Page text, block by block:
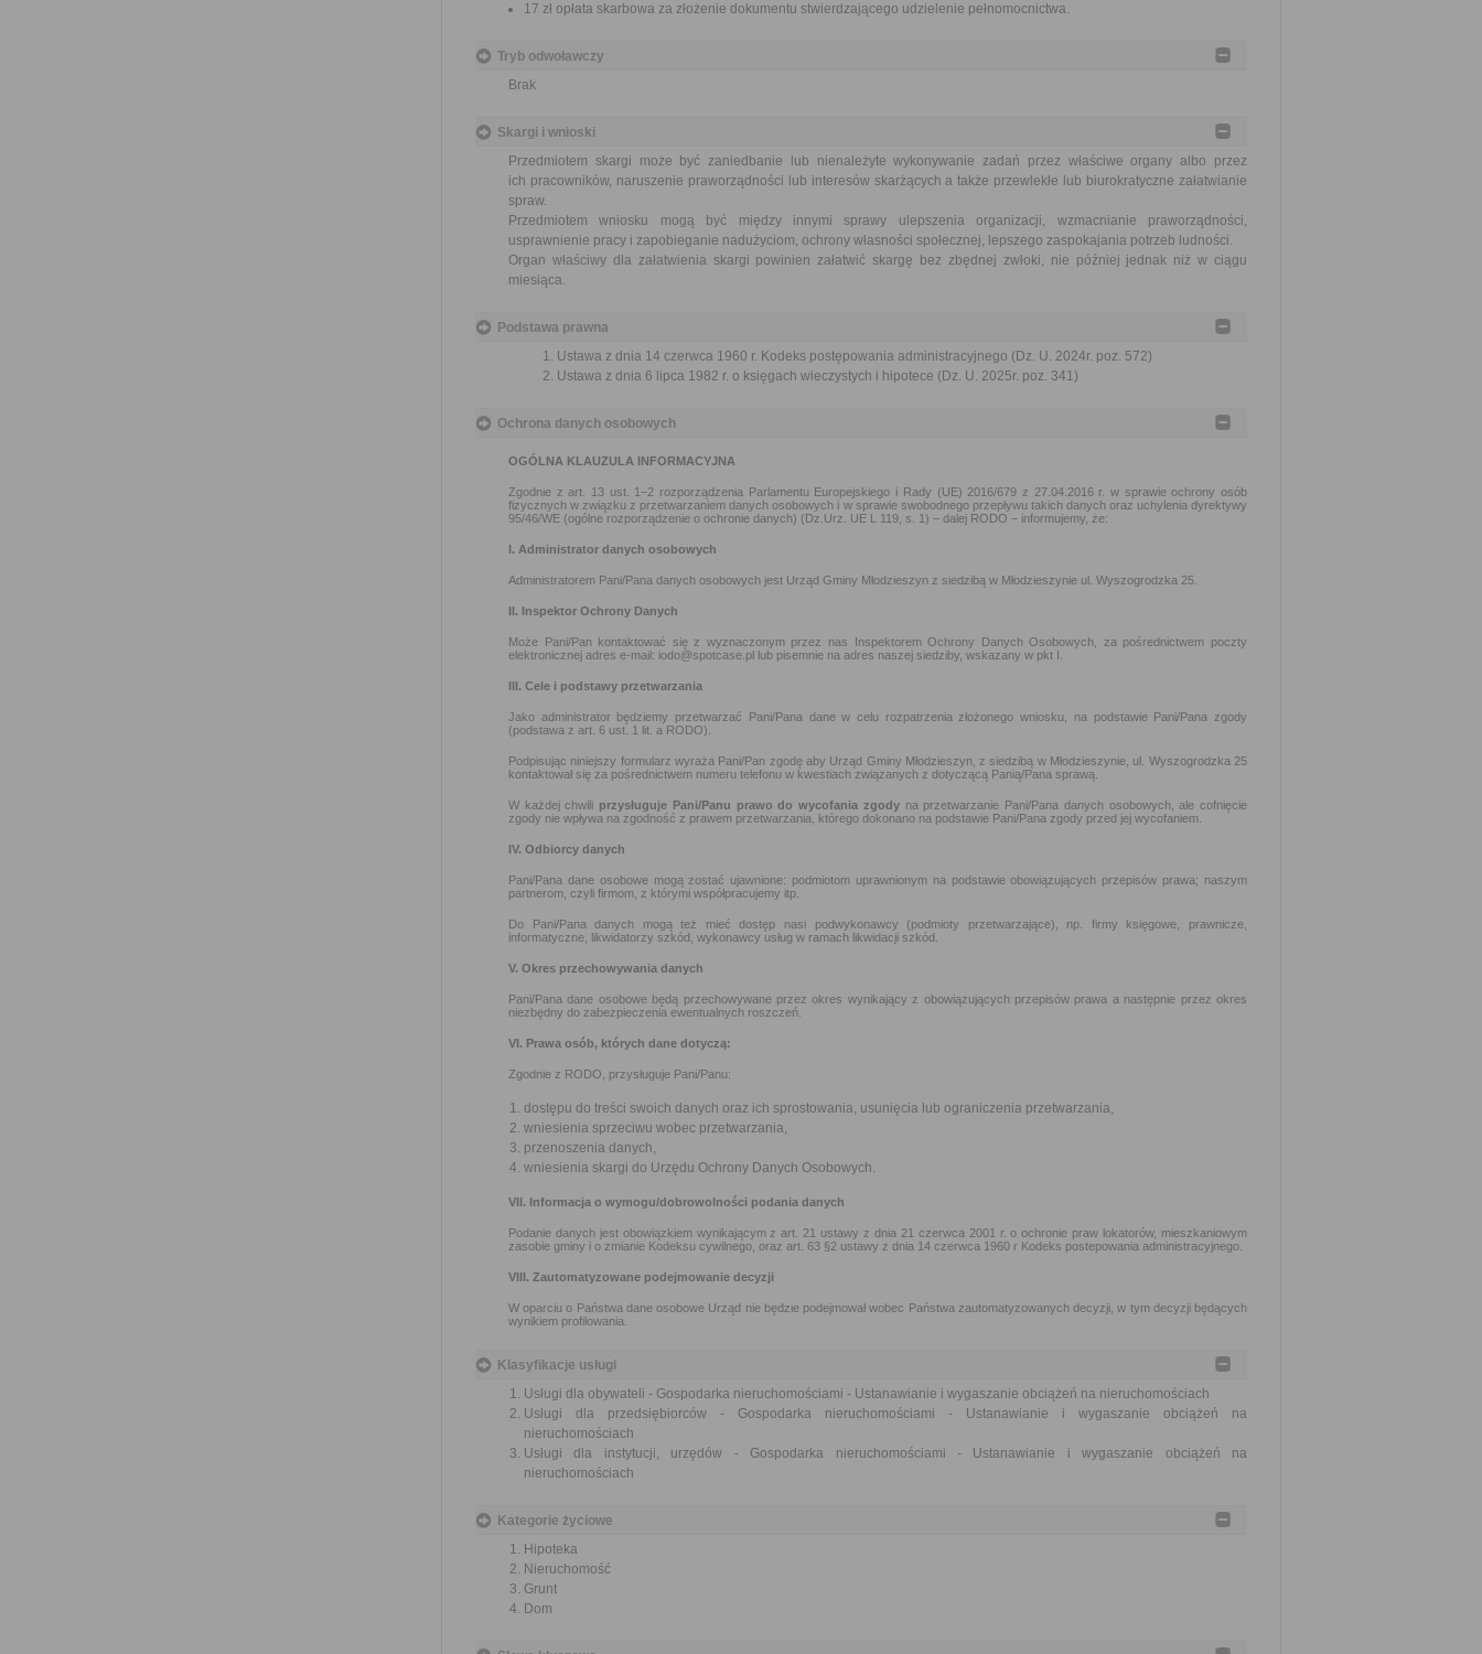
17 zł opłata skarbowa za złożenie dokumentu stwierdzającego udzielenie pełnomocnictwa.
Tryb odwoławczy
Brak
Skargi i wnioski
Przedmiotem skargi może być zaniedbanie lub nienależyte wykonywanie zadań przez właściwe organy albo przez
ich pracowników, naruszenie praworządności lub interesów skarżących a także przewlekłe lub biurokratyczne załatwianie
spraw.
Przedmiotem wniosku mogą być między innymi sprawy ulepszenia organizacji, wzmacnianie praworządności,
usprawnienie pracy i zapobieganie nadużyciom, ochrony własności społecznej, lepszego zaspokajania potrzeb ludności.
Organ właściwy dla załatwienia skargi powinien załatwić skargę bez zbędnej zwłoki, nie później jednak niż w ciągu
miesiąca.
Podstawa prawna
Ustawa z dnia 14 czerwca 1960 r. Kodeks postępowania administracyjnego (Dz. U. 2024r. poz. 572)
Ustawa z dnia 6 lipca 1982 r. o księgach wieczystych i hipotece (Dz. U. 2025r. poz. 341)
Ochrona danych osobowych
OGÓLNA KLAUZULA INFORMACYJNA
Zgodnie z art. 13 ust. 1−2 rozporządzenia Parlamentu Europejskiego i Rady (UE) 2016/679 z 27.04.2016 r. w sprawie ochrony osób
fizycznych w związku z przetwarzaniem danych osobowych i w sprawie swobodnego przepływu takich danych oraz uchylenia dyrektywy
95/46/WE (ogólne rozporządzenie o ochronie danych) (Dz.Urz. UE L 119, s. 1) – dalej RODO − informujemy, że:
I. Administrator danych osobowych
Administratorem Pani/Pana danych osobowych jest Urząd Gminy Młodzieszyn z siedzibą w Młodzieszynie ul. Wyszogrodzka 25.
II. Inspektor Ochrony Danych
Może Pani/Pan kontaktować się z wyznaczonym przez nas Inspektorem Ochrony Danych Osobowych, za pośrednictwem poczty
elektronicznej adres e-mail: iodo@spotcase.pl lub pisemnie na adres naszej siedziby, wskazany w pkt I.
III. Cele i podstawy przetwarzania
Jako administrator będziemy przetwarzać Pani/Pana dane w celu rozpatrzenia złożonego wniosku, na podstawie Pani/Pana zgody
(podstawa z art. 6 ust. 1 lit. a RODO).
Podpisując niniejszy formularz wyraża Pani/Pan zgodę aby Urząd Gminy Młodzieszyn, z siedzibą w Młodzieszynie, ul. Wyszogrodzka 25
kontaktował się za pośrednictwem numeru telefonu w kwestiach związanych z dotyczącą Panią/Pana sprawą.
W każdej chwili przysługuje Pani/Panu prawo do wycofania zgodyna przetwarzanie Pani/Pana danych osobowych, ale cofnięcie
zgody nie wpływa na zgodność z prawem przetwarzania, którego dokonano na podstawie Pani/Pana zgody przed jej wycofaniem.
IV. Odbiorcy danych
Pani/Pana dane osobowe mogą zostać ujawnione: podmiotom uprawnionym na podstawie obowiązujących przepisów prawa; naszym
partnerom, czyli firmom, z którymi współpracujemy itp.
Do Pani/Pana danych mogą też mieć dostęp nasi podwykonawcy (podmioty przetwarzające), np. firmy księgowe, prawnicze,
informatyczne, likwidatorzy szkód, wykonawcy usług w ramach likwidacji szkód.
V. Okres przechowywania danych
Pani/Pana dane osobowe będą przechowywane przez okres wynikający z obowiązujących przepisów prawa a następnie przez okres
niezbędny do zabezpieczenia ewentualnych roszczeń.
VI. Prawa osób, których dane dotyczą:
Zgodnie z RODO, przysługuje Pani/Panu:
dostępu do treści swoich danych oraz ich sprostowania, usunięcia lub ograniczenia przetwarzania,
wniesienia sprzeciwu wobec przetwarzania,
przenoszenia danych,
wniesienia skargi do Urzędu Ochrony Danych Osobowych.
VII. Informacja o wymogu/dobrowolności podania danych
Podanie danych jest obowiązkiem wynikającym z art. 21 ustawy z dnia 21 czerwca 2001 r. o ochronie praw lokatorów, mieszkaniowym
zasobie gminy i o zmianie Kodeksu cywilnego, oraz art. 63 §2 ustawy z dnia 14 czerwca 1960 r Kodeks postepowania administracyjnego.
VIII. Zautomatyzowane podejmowanie decyzji
W oparciu o Państwa dane osobowe Urząd nie będzie podejmował wobec Państwa zautomatyzowanych decyzji, w tym decyzji będących
wynikiem profilowania.
Klasyfikacje usługi
Usługi dla obywateli - Gospodarka nieruchomościami - Ustanawianie i wygaszanie obciążeń na nieruchomościach
Usługi dla przedsiębiorców - Gospodarka nieruchomościami - Ustanawianie i wygaszanie obciążeń na
nieruchomościach
Usługi dla instytucji, urzędów - Gospodarka nieruchomościami - Ustanawianie i wygaszanie obciążeń na
nieruchomościach
Kategorie życiowe
Hipoteka
Nieruchomość
Grunt
Dom